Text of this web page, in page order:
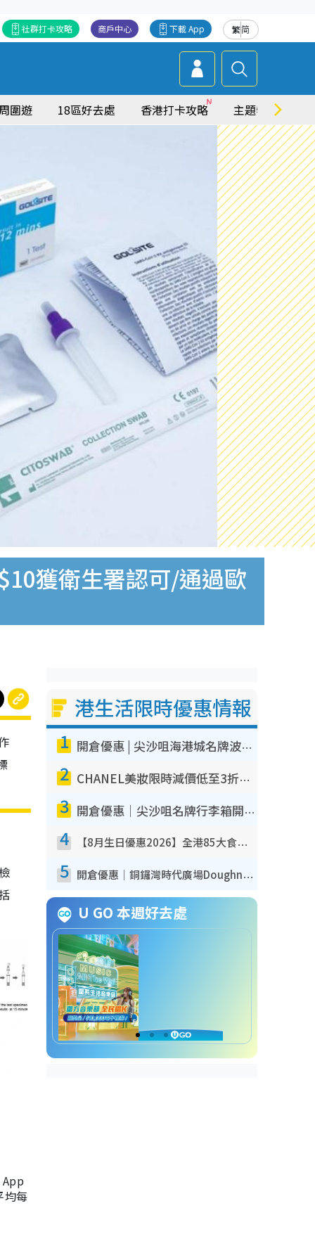
繁简
下載 App
商戶中心
社群打卡攻略
圍遊 18區好去處 香港打卡攻略 主題特集
獲衛生署認可/通過歐
均每
港生活限時優惠情報
1 開倉優惠 | 尖沙咀海港城名牌波鞋開倉低至1折！On鞋$899起／Joy&Peace鞋履$98起
2 CHANEL美妝限時減價低至3折！人氣粉底/唇膏/精華液低至$275！COCO香水都有平
3 開倉優惠｜尖沙咀名牌行李箱開倉低至4折！一連5日 American Tourister/ace./Hallmark $200起！
4 【8月生日優惠2026】全港85大食買玩著數攻略 自助餐/火鍋放題同行免費＋誠品/DONKI送現金券
5 開倉優惠｜銅鑼灣時代廣場Doughnut/Campo Marzio開倉低至1折！背囊、書包、手袋劈價$200起
U GO 本週好去處